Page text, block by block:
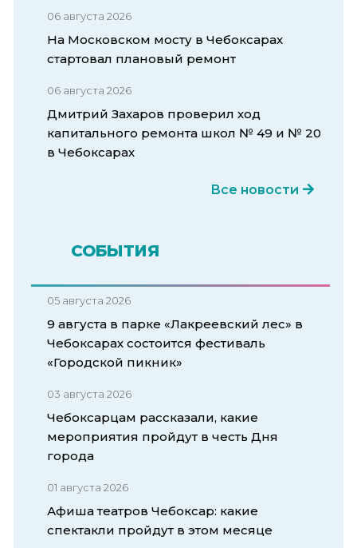
06 августа 2026
На Московском мосту в Чебоксарах
стартовал плановый ремонт
06 августа 2026
Дмитрий Захаров проверил ход
капитального ремонта школ № 49 и № 20
в Чебоксарах
Все новости
СОБЫТИЯ
05 августа 2026
9 августа в парке «Лакреевский лес» в
Чебоксарах состоится фестиваль
«Городской пикник»
03 августа 2026
Чебоксарцам рассказали, какие
мероприятия пройдут в честь Дня
города
01 августа 2026
Афиша театров Чебоксар: какие
спектакли пройдут в этом месяце